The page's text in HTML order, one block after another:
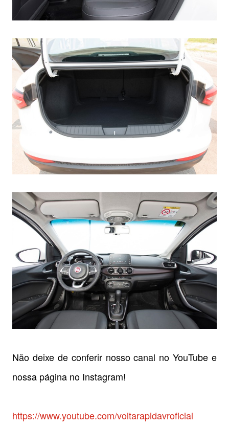
Não deixe de conferir nosso canal no YouTube e
nossa página no Instagram!
https://www.youtube.com/voltarapidavroficial